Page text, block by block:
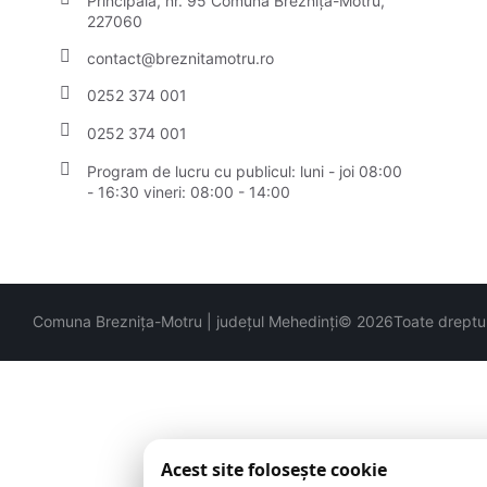
227060
contact@breznitamotru.ro
0252 374 001
0252 374 001
Program de lucru cu publicul: luni - joi 08:00
- 16:30 vineri: 08:00 - 14:00
Comuna Breznița-Motru | județul Mehedinți© 2026Toate
Acest site folosește cookie